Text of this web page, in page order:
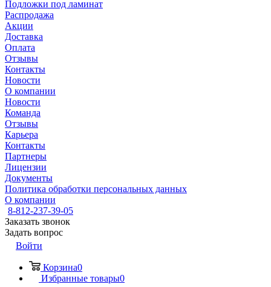
Подложки под ламинат
Распродажа
Акции
Доставка
Оплата
Отзывы
Контакты
Новости
О компании
Новости
Команда
Отзывы
Карьера
Контакты
Партнеры
Лицензии
Документы
Политика обработки персональных данных
О компании
8-812-237-39-05
Заказать звонок
Задать вопрос
Войти
Корзина0
Избранные товары0